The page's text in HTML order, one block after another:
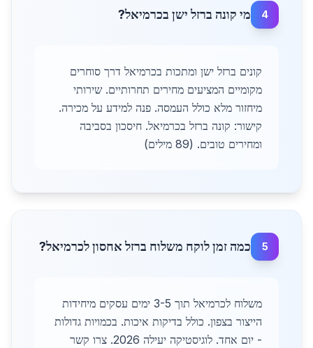
4 מי קונה ברזל ישן בכרמיאל?
קונים ברזל ישן ומתכות בכרמיאל דרך סוחרים
מקומיים המציעים מחירים תחרותיים. שירותי
מיחזור מלא כולל העמסה. פנה למידע על מכירה.
קישור: קונה ברזל בכרמיאל. חיסכון בסביבה
ומחירים טובים. (89 מילים)
5 כמה זמן לוקח משלוח ברזל אחסון לכרמיאל?
משלוח לכרמיאל תוך 3-5 ימים עסקים מיחידות
הייצור בצפון. כולל בדיקות איכות. בכמויות גדולות
- יום אחד. לוגיסטיקה יעילה 2026. צרו קשר